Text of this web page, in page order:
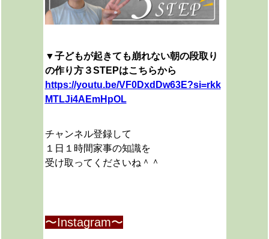
▼子どもが起きても崩れない朝の段取り
の作り方３STEPはこちらから
https://youtu.be/VF0DxdDw63E?si=rkk
MTLJi4AEmHpOL
チャンネル登録して
１日１時間家事の知識を
受け取ってくださいね＾＾
〜Instagram〜